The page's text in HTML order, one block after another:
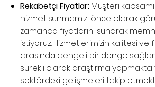
Rekabetçi Fiyatlar: Müşteri
hizmet sunmamızı önce olarak
zamanda fiyatlarını sunarak
istiyoruz. Hizmetlerimizin kalitesi ve
arasında dengeli bir denge
sürekli olarak araştırma yapmakta
sektördeki gelişmeleri takip